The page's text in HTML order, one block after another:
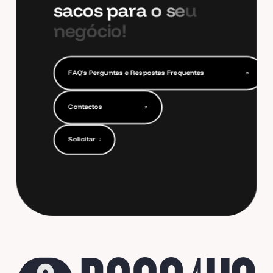
sacosparao seu
negócio!
FAQ's Perguntas e Respostas Frequentes
FAQ's Perguntas e Respostas Frequentes
Solicitar
Contactos
Contactos